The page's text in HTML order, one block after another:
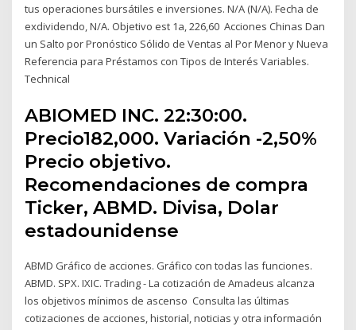
tus operaciones bursátiles e inversiones. N/A (N/A). Fecha de
exdividendo, N/A. Objetivo est 1a, 226,60 Acciones Chinas Dan
un Salto por Pronóstico Sólido de Ventas al Por Menor y Nueva
Referencia para Préstamos con Tipos de Interés Variables.
Technical
ABIOMED INC. 22:30:00.
Precio182,000. Variación -2,50%
Precio objetivo.
Recomendaciones de compra
Ticker, ABMD. Divisa, Dolar
estadounidense
ABMD Gráfico de acciones. Gráfico con todas las funciones.
ABMD. SPX. IXIC. Trading - La cotización de Amadeus alcanza
los objetivos mínimos de ascenso Consulta las últimas
cotizaciones de acciones, historial, noticias y otra información